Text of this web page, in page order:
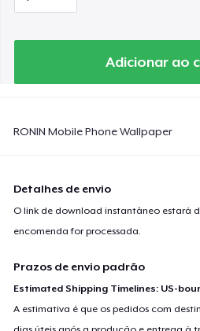
Adicionar ao
RONIN Mobile Phone Wallpaper
Detalhes de envio
O link de download instantâneo estará
encomenda for processada.
Prazos de envio padrão
Estimated Shipping Timelines: US-
A estimativa é que os pedidos com